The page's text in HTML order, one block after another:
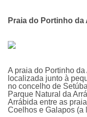
Praia do Portinho
A praia do Portinho
localizada junto à
no concelho de
Parque Natural da
Arrábida entre as
Coelhos e Galapos (a